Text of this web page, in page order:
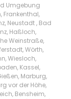
Umgebung
Frankenthal,
Neustadt , Bad
Haßloch,
Weinstraße,
Wörth,
Wiesloch,
Kassel,
Marburg,
vor der Höhe,
Bensheim,